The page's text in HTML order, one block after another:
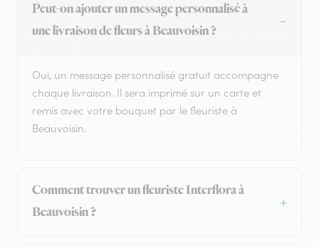
Peut-on ajouter un message personnalisé à
une livraison de fleurs à Beauvoisin ?
Oui, un message personnalisé gratuit accompagne
chaque livraison. Il sera imprimé sur un carte et
remis avec votre bouquet par le fleuriste à
Beauvoisin.
Comment trouver un fleuriste Interflora à
Beauvoisin ?